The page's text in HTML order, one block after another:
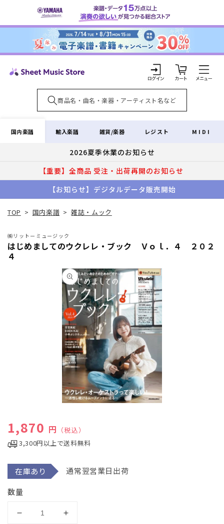
ンツに
ロ
グ
イ
カ
ー
ト
国内楽譜 輸入楽譜 雑貨/楽器 レジスト MIDI
2026夏季休業のお知らせ
【重要】全商品 受注・出荷再開のお知らせ
【お知らせ】デジタルデータ販売開始
TOP > 国内楽譜 > 雑誌・ムック
㈱リットーミュージック
はじめましてのウクレレ・ブック Ｖｏｌ．４ ２０２
４
商品情
報にス
キップ
ル
で
ィ
く
通常価格
1,870 円 （税込）
3,300円以上で送料無料
在庫あり
通常翌営業日出荷
数量
は